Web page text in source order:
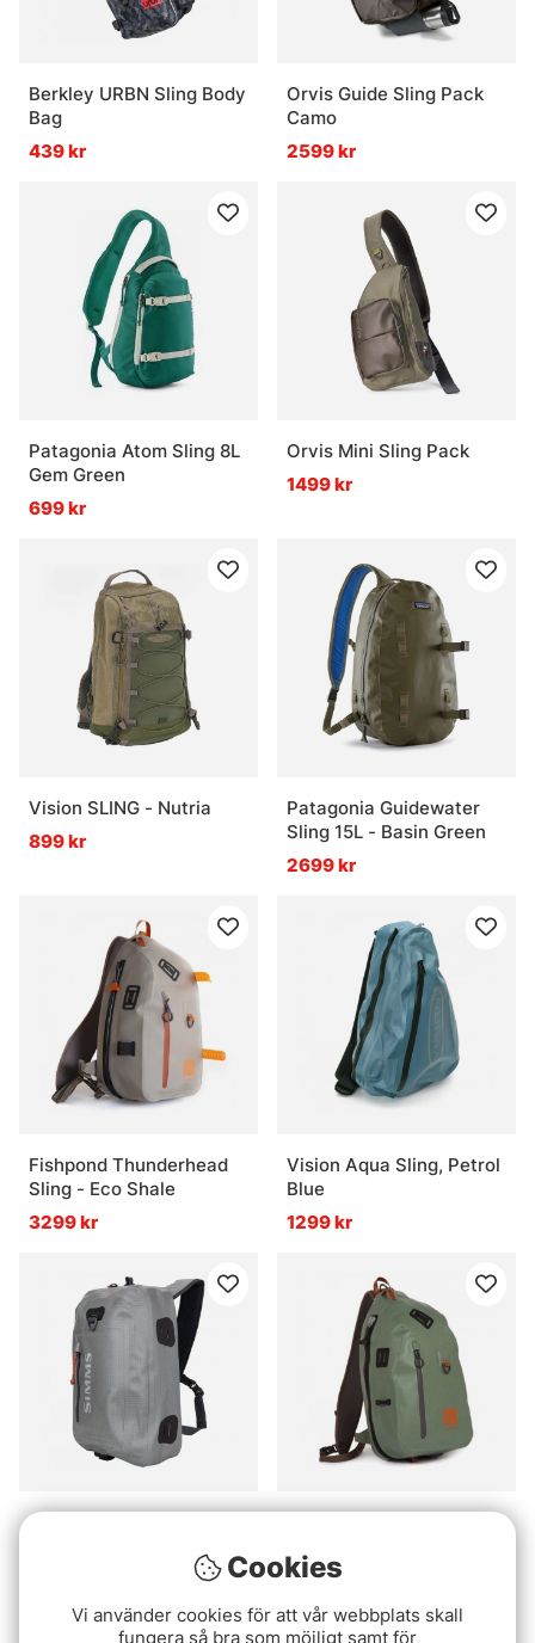
Berkley URBN Sling Body
Bag
439 kr
Orvis Guide Sling Pack
Camo
2599 kr
Patagonia Atom Sling 8L
Gem Green
699 kr
Orvis Mini Sling Pack
1499 kr
Vision SLING - Nutria
899 kr
Patagonia Guidewater
Sling 15L - Basin Green
2699 kr
Fishpond Thunderhead
Sling - Eco Shale
3299 kr
Vision Aqua Sling, Petrol
Blue
1299 kr
Simms Dry Creek Z Sling
3299 kr
Cookies
Vi använder cookies för att vår webbplats skall
fungera så bra som möjligt samt för